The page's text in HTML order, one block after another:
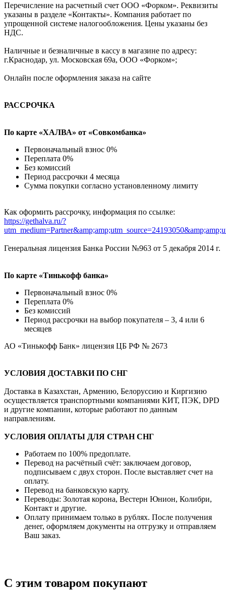
Перечисление на расчетный счет ООО «Форком». Реквизиты
указаны в разделе «Контакты». Компания работает по
упрощенной системе налогообложения. Цены указаны без
НДС.
Наличные и безналичные в кассу в магазине по адресу:
г.Краснодар, ул. Московская 69а, ООО «Форком»;
Онлайн после оформления заказа на сайте
РАССРОЧКА
По карте «ХАЛВА» от «Совкомбанка»
Первоначальный взнос 0%
Переплата 0%
Без комиссий
Период рассрочки 4 месяца
Сумма покупки согласно установленному лимиту
Как оформить рассрочку, информация по ссылке:
https://gethalva.ru/?
Генеральная лицензия Банка России №963 от 5 декабря 2014 г.
По карте «Тинькофф банка»
Первоначальный взнос 0%
Переплата 0%
Без комиссий
Период рассрочки на выбор покупателя – 3, 4 или 6
месяцев
АО «Тинькофф Банк» лицензия ЦБ РФ № 2673
УСЛОВИЯ ДОСТАВКИ ПО СНГ
Доставка в Казахстан, Армению, Белоруссию и Киргизию
осуществляется транспортными компаниями КИТ, ПЭК, DPD
и другие компании, которые работают по данным
направлениям.
УСЛОВИЯ ОПЛАТЫ ДЛЯ СТРАН СНГ
Работаем по 100% предоплате.
Перевод на расчётный счёт: заключаем договор,
подписываем с двух сторон. После выставляет счет на
оплату.
Перевод на банковскую карту.
Переводы: Золотая корона, Вестерн Юнион, Колибри,
Контакт и другие.
Оплату принимаем только в рублях. После получения
денег, оформляем документы на отгрузку и отправляем
Ваш заказ.
С этим товаром покупают